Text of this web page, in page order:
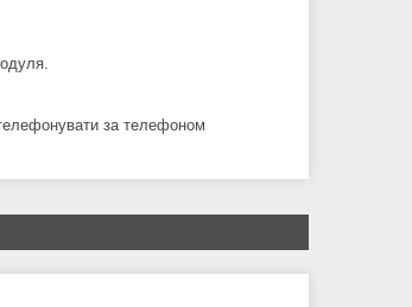
за телефоном